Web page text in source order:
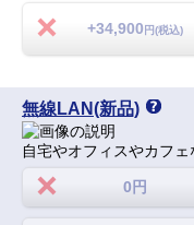
+34,900 円(税込)
無線LAN(新品)
自宅やオフィスやカフ
0円